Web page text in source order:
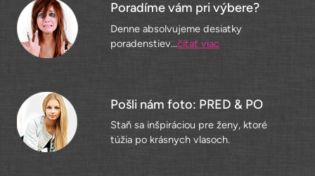
Poradíme vám pri výbere?
Denne absolvujeme desiatky
poradenstiev...čítať viac
Pošli nám foto: PRED & PO
Staň sa inšpiráciou pre ženy, ktoré
túžia po krásnych vlasoch.